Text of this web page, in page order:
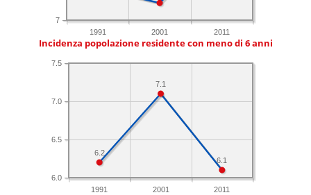
1991 2001 2011
7
Incidenza popolazione residente con meno di 6 anni
1991 2001 2011
6.0
6.5
7.0
7.5
6.1
7.1
6.2